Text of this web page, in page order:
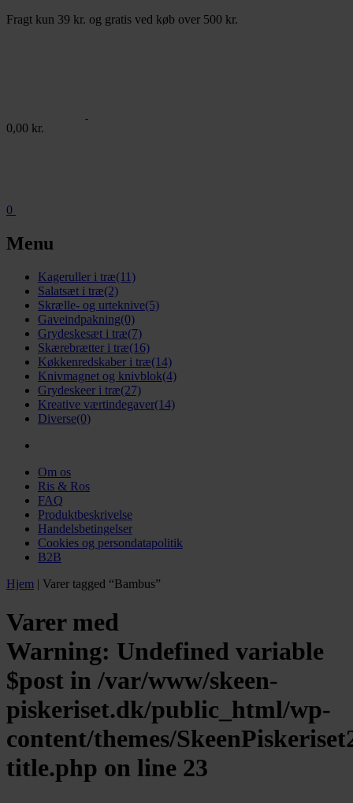
Fragt kun 39 kr. og gratis ved køb over 500 kr.
0,00 kr.
0
Menu
Kageruller i træ(11)
Salatsæt i træ(2)
Skrælle- og urteknive(5)
Gaveindpakning(0)
Grydeskesæt i træ(7)
Skærebrætter i træ(16)
Køkkenredskaber i træ(14)
Knivmagnet og knivblok(4)
Grydeskeer i træ(27)
Kreative værtindegaver(14)
Diverse(0)
Om os
Ris & Ros
FAQ
Produktbeskrivelse
Handelsbetingelser
Cookies og persondatapolitik
B2B
Hjem | Varer tagged “Bambus”
Varer med
Warning: Undefined variable
$post in /var/www/skeen-
piskeriset.dk/public_html/wp-
content/themes/
title.php on line 23